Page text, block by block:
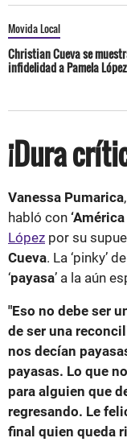
Movida Local
Christian Cueva se
infidelidad a Pamela
¡Dura
Vanessa Pumarica
habló con ‘América
López por su
Cueva. La ‘pinky’
‘payasa’ a la aún
"Eso no debe ser
de ser una
nos decían
payasas. Lo que
para alguien que
regresando. Le
final quien queda